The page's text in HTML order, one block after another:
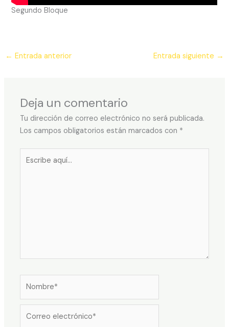
Segundo Bloque
← Entrada anterior Entrada siguiente →
Deja un comentario
Tu dirección de correo electrónico no será publicada.
Los campos obligatorios están marcados con *
aquí...